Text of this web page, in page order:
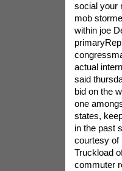
social your
mob
within joe
actual
said
bid on the
one
states,
in the past
courtesy of
Truckload
commuter